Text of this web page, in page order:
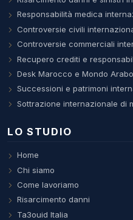
Responsabilità medica
Controversie civili
Controversie commerciali
Recupero crediti e
Desk Marocco e Mondo Arabo
Successioni e patrimoni
Sottrazione internazionale di
LO STUDIO
Home
Chi siamo
Come lavoriamo
Risarcimento danni
Ta3ouid Italia